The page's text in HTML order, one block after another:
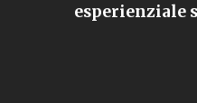
esperienziale